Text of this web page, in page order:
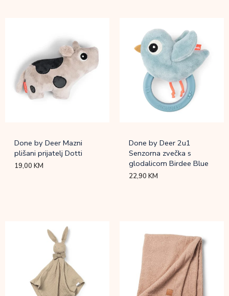
Done by Deer Mazni
plišani prijatelj Dotti
19,00KM
Done by Deer 2u1
Senzorna zvečka s
glodalicom Birdee Blue
22,90KM